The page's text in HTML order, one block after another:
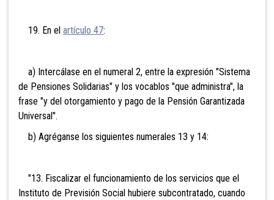
19. En el artículo 47:
a) Intercálase en el numeral 2, entre la expresión "Sistema
de Pensiones Solidarias" y los vocablos "que administra", la
frase "y del otorgamiento y pago de la Pensión Garantizada
Universal".
b) Agréganse los siguientes numerales 13 y 14:
"13. Fiscalizar el funcionamiento de los servicios que el
Instituto de Previsión Social hubiere subcontratado, cuando